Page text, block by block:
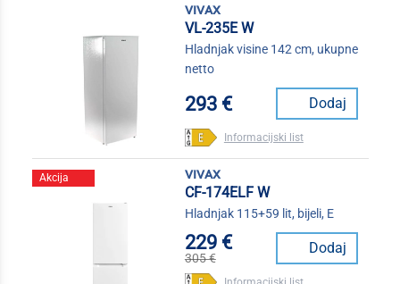
vivax
VL-235E W
Hladnjak visine 142 cm, ukupne
netto
293 € Dodaj
Informacijski list
Akcija
vivax
CF-174ELF W
Hladnjak 115+59 lit, bijeli, E
229 €
305 €
Dodaj